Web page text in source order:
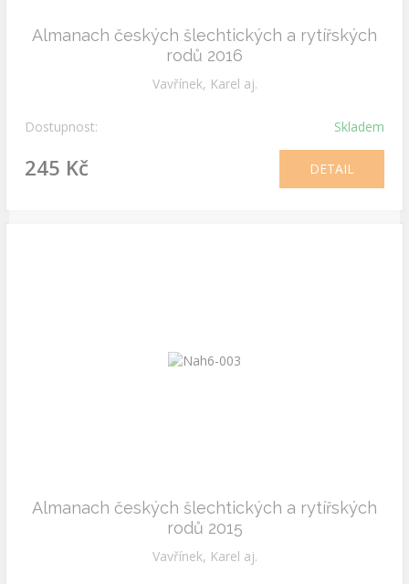
Almanach českých šlechtických a rytířských
rodů 2016
Vavřínek, Karel aj.
Dostupnost: Skladem
245 Kč DETAIL
Almanach českých šlechtických a rytířských
rodů 2015
Vavřínek, Karel aj.